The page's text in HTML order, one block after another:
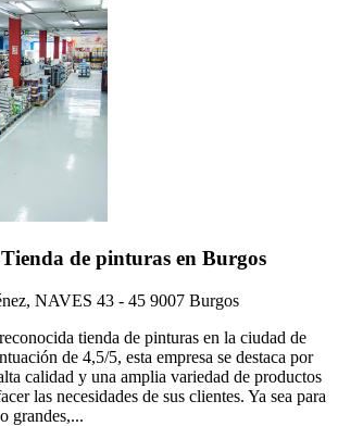
de pinturas en Burgos
NAVES 43 - 45 9007 Burgos
tienda de pinturas en la ciudad de
de 4,5/5, esta empresa se destaca por
calidad y una amplia variedad de productos
las necesidades de sus clientes. Ya sea para
grandes,...